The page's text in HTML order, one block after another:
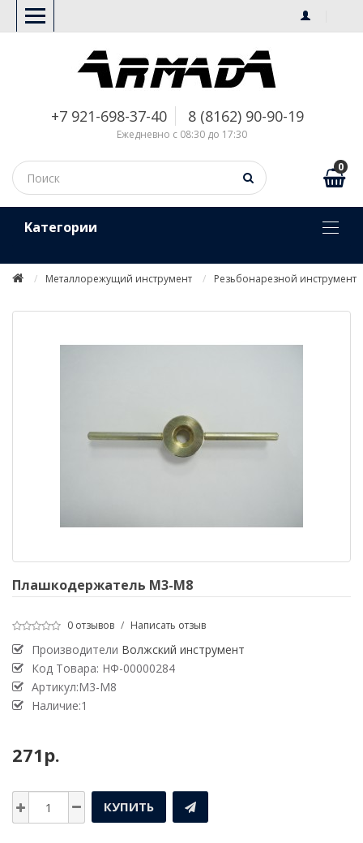
+7 921-698-37-40 8 (8162) 90-90-19
Ежедневно с 08:30 до 17:30
0
Kатегории
Металлорежущий инструмент Резьбонарезной инструмент
Плашкодержатель М3-М8
0 отзывов / Написать отзыв
Производители Волжский инструмент
Код Товара: НФ-00000284
Артикул:М3-М8
Наличие:1
271р.
КУПИТЬ